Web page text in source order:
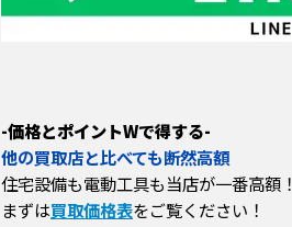
-価格とポイントWで得する-
他の買取店と比べても断然高額
住宅設備も電動工具も当店が一番高額！
まずは買取価格表をご覧ください！